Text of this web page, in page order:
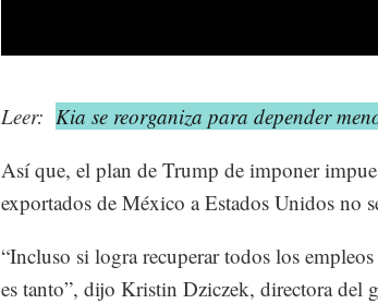
Leer: Kia se reorganiza para depender
Así que, el plan de Trump de imponer
exportados de México a Estados Unidos no
“Incluso si logra recuperar todos los
es tanto”, dijo Kristin Dziczek, directora del